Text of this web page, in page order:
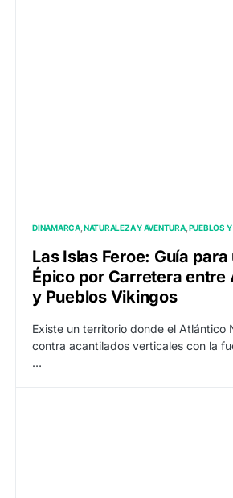
DINAMARCA NATURALEZA Y AVENTURA PUEBLOS
Las Islas Feroe: Guía para
Épico por Carretera entre
y Pueblos Vikingos
Existe un territorio donde el Atlántico
contra acantilados verticales con la
…